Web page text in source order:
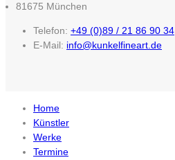
81675 München
Telefon: +49 (0)89 / 21 86 90 34
E-Mail: info@kunkelfineart.de
Home
Künstler
Werke
Termine